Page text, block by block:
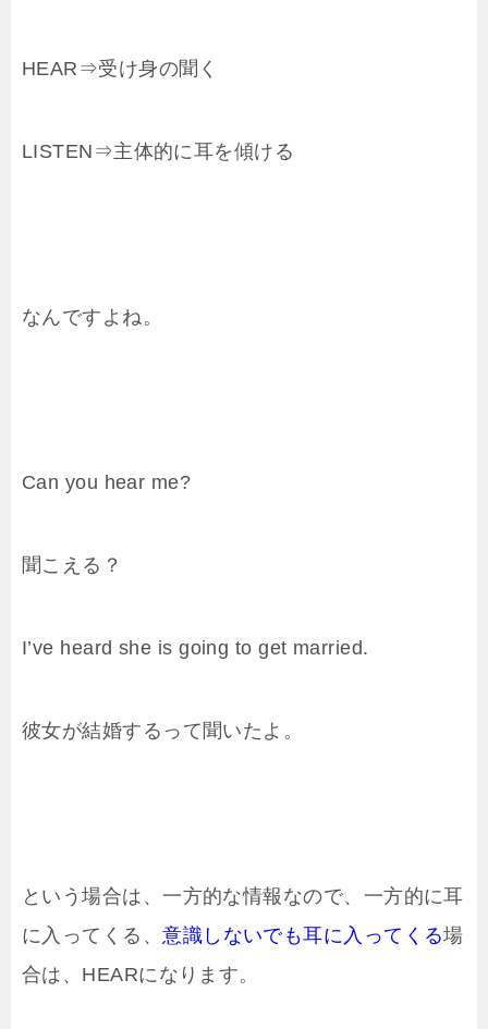
HEAR⇒受け身の聞く
LISTEN⇒主体的に耳を傾ける
なんですよね。
Can you hear me?
聞こえる？
I’ve heard she is going to get married.
彼女が結婚するって聞いたよ。
という場合は、一方的な情報なので、一方的に耳
に入ってくる、意識しないでも耳に入ってくる場
合は、HEARになります。